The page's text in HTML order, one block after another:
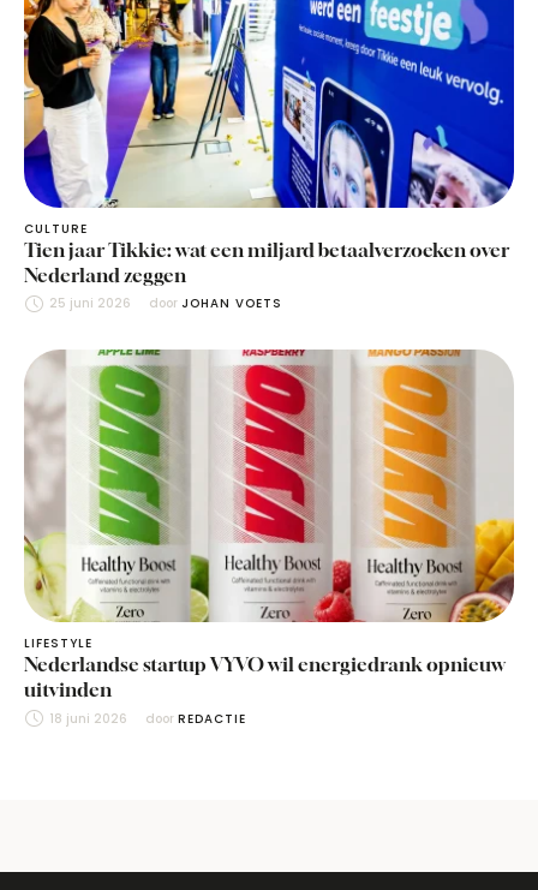
CULTURE
Tien jaar Tikkie: wat een miljard betaalverzoeken over
Nederland zeggen
25 juni 2026 door JOHAN VOETS
LIFESTYLE
Nederlandse startup VYVO wil energiedrank opnieuw
uitvinden
18 juni 2026 door REDACTIE